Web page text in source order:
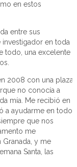
en estos
entre sus
en toda
todo, una excelente
2008 con una plaza
no conocía a
mía. Me recibió en
a ayudarme en todo
que nos
me
y me
Santa, las